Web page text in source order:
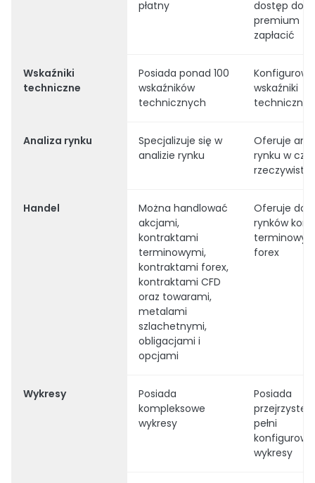
płatny
dostęp do
premium
zapłacić
Wskaźniki
techniczne
Posiada ponad 100
wskaźników
technicznych
wskaźniki
techniczne
Analiza rynku
Specjalizuje się w
analizie rynku
Oferuje
rynku w
Handel
Można handlować
akcjami,
kontraktami
terminowymi,
kontraktami forex,
kontraktami CFD
oraz towarami,
metalami
szlachetnymi,
obligacjami i
opcjami
Oferuje
rynków
forex
Wykresy
Posiada
kompleksowe
wykresy
Posiada
przejrzyste i
pełni
wykresy